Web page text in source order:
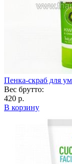
Пенка-скраб для
Вес брутто:
420 р.
В корзину